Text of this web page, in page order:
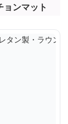
ンマット